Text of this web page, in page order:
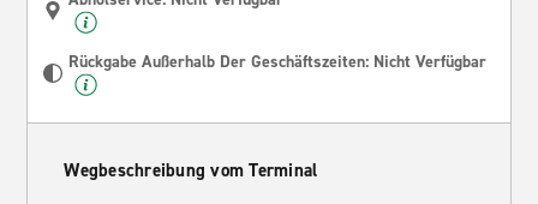
Rückgabe Außerhalb Der Geschäftszeiten: Nicht Verfügbar
Wegbeschreibung vom Terminal